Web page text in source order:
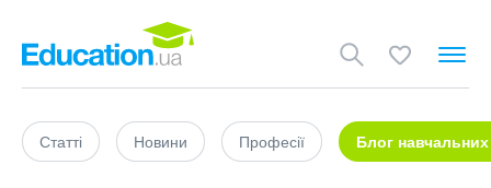
Статті Новини Професії Блог навчальних